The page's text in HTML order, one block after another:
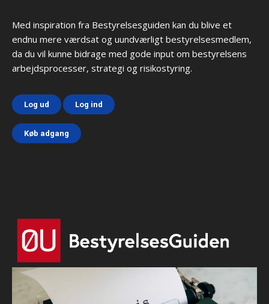
Med inspiration fra Bestyrelsesguiden kan du blive et
endnu mere værdsat og uundværligt bestyrelsesmedlem,
da du vil kunne bidrage med gode input om bestyrelsens
arbejdsprocesser, strategi og risikostyring.
Log ud Log ind
Køb adgang